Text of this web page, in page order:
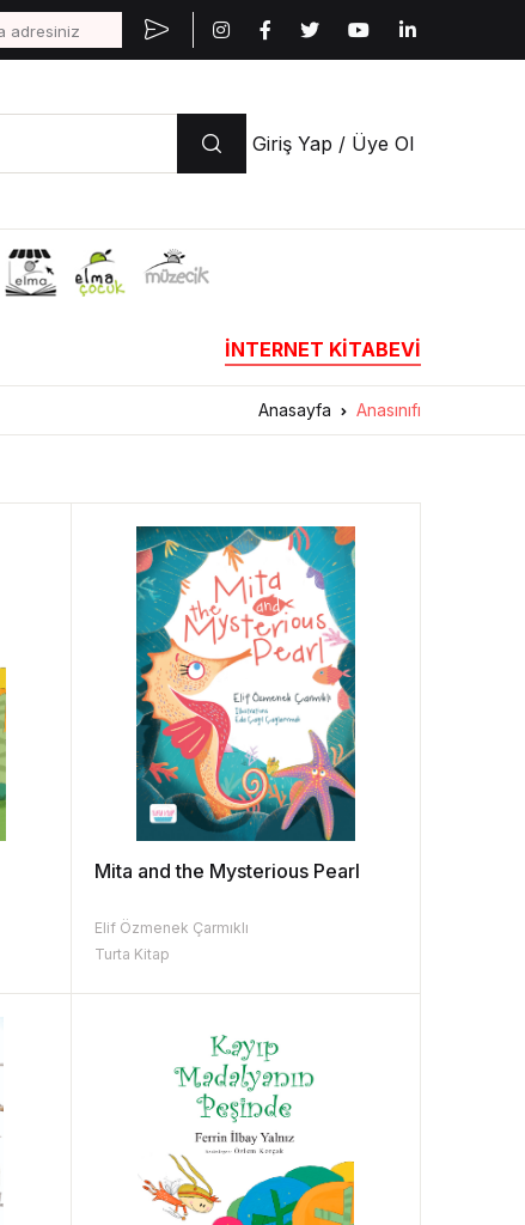
Giriş Yap / Üye Ol
İNTERNET KİTABEVİ
Anasayfa Anasınıfı
Mita and the Mysterious Pearl
Elif Özmenek Çarmıklı
Turta Kitap